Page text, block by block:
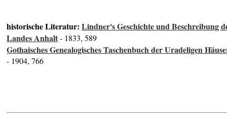
historische Literatur:Lindner's Geschichte und Beschreibung
Landes Anhalt- 1833, 589
Gothaisches Genealogisches Taschenbuch der Uradeligen
- 1904, 766